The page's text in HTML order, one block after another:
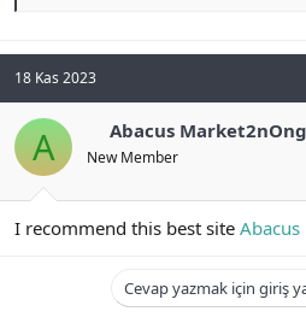
18 Kas 2023
A Abacus
New Member
I recommend this best site
Cevap yazmak için giriş